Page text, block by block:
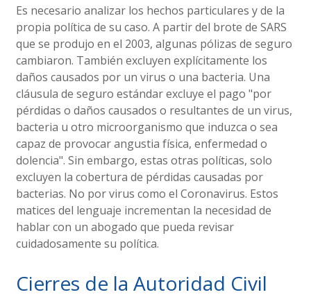
Es necesario analizar los hechos particulares y de la
propia política de su caso. A partir del brote de SARS
que se produjo en el 2003, algunas pólizas de seguro
cambiaron. También excluyen explícitamente los
daños causados por un virus o una bacteria. Una
cláusula de seguro estándar excluye el pago "por
pérdidas o daños causados o resultantes de un virus,
bacteria u otro microorganismo que induzca o sea
capaz de provocar angustia física, enfermedad o
dolencia". Sin embargo, estas otras políticas, solo
excluyen la cobertura de pérdidas causadas por
bacterias. No por virus como el Coronavirus. Estos
matices del lenguaje incrementan la necesidad de
hablar con un abogado que pueda revisar
cuidadosamente su política.
Cierres de la Autoridad Civil